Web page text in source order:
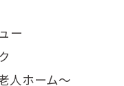
ー
人ホーム～